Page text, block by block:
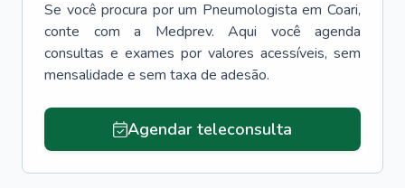
Se você procura por um Pneumologista em Coari,
conte com a Medprev. Aqui você agenda
consultas e exames por valores acessíveis, sem
mensalidade e sem taxa de adesão.
Agendar teleconsulta